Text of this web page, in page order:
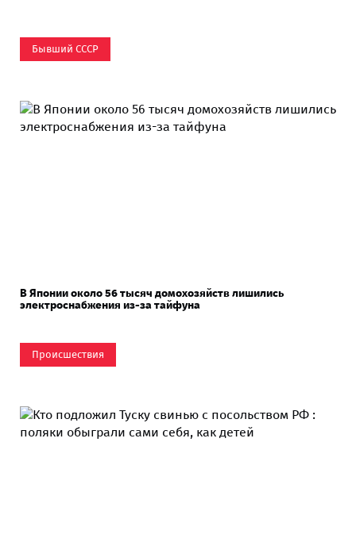
Бывший СССР
В Японии около 56 тысяч домохозяйств лишились
электроснабжения из-за тайфуна
Происшествия